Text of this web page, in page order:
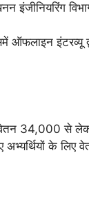
इंजीनियरिंग
ऑफलाइन इंटरव्यू
34,000 से लेकर
अभ्यर्थियों के लिए